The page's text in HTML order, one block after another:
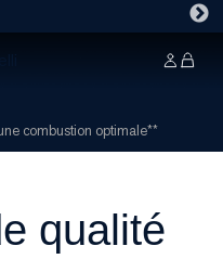
combustion optimale**
qualité